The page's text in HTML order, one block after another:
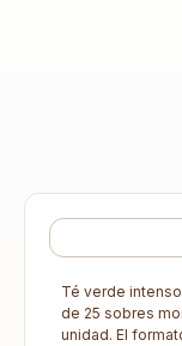
Té verde
de 25 sobres
unidad. El